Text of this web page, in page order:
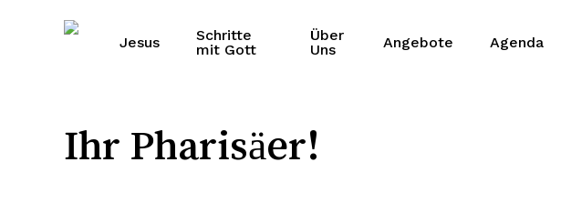
Jesus
Schritte
mit Gott
Über
Uns
Angebote Agenda
Ihr Pharisäer!